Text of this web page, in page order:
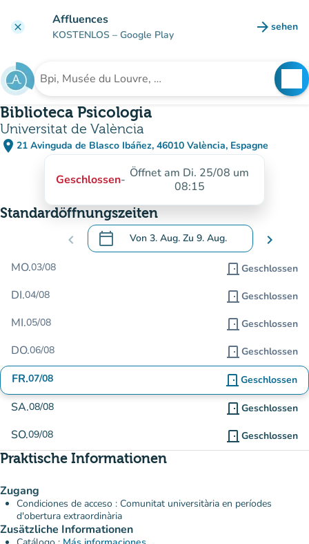
clear Affluences
KOSTENLOS – Google Play arrow_forward sehen
(new
Suche nach einer Einrichtung
Biblioteca Psicologia
Universitat de València
place 21 Avinguda de Blasco Ibáñez, 46010 València, Espagne
(in Google Maps öffnen)
(new tab)
Geschlossen- Öffnet am Di. 25/08 um
08:15
Standardöffnungszeiten
chevron_left calendar_today Von 3. Aug. Zu 9. Aug.
.Öffnen Sie den Kalender, um Daten zu
chevron_right
MO.03/08 door_front Geschlossen
DI.04/08 door_front Geschlossen
MI.05/08 door_front Geschlossen
DO.06/08 door_front Geschlossen
FR.07/08 door_front Geschlossen
SA.08/08 door_front Geschlossen
SO.09/08 door_front Geschlossen
Praktische Informationen
Zugang
Condiciones de acceso : Comunitat universitària en períodes
d'obertura extraordinària
Zusätzliche Informationen